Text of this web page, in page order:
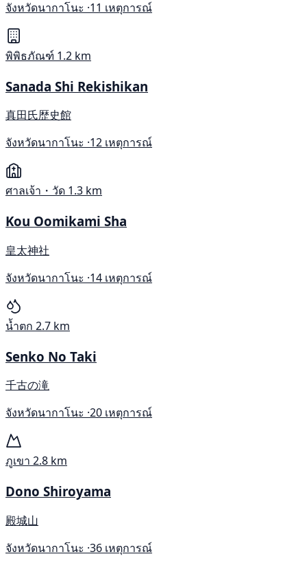
จังหวัดนากาโนะ ·11 เหตุการณ์
พิพิธภัณฑ์ 1.2 km
Sanada Shi Rekishikan
真田氏歴史館
จังหวัดนากาโนะ ·12 เหตุการณ์
ศาลเจ้า・วัด 1.3 km
Kou Oomikami Sha
皇太神社
จังหวัดนากาโนะ ·14 เหตุการณ์
น้ำตก 2.7 km
Senko No Taki
千古の滝
จังหวัดนากาโนะ ·20 เหตุการณ์
ภูเขา 2.8 km
Dono Shiroyama
殿城山
จังหวัดนากาโนะ ·36 เหตุการณ์